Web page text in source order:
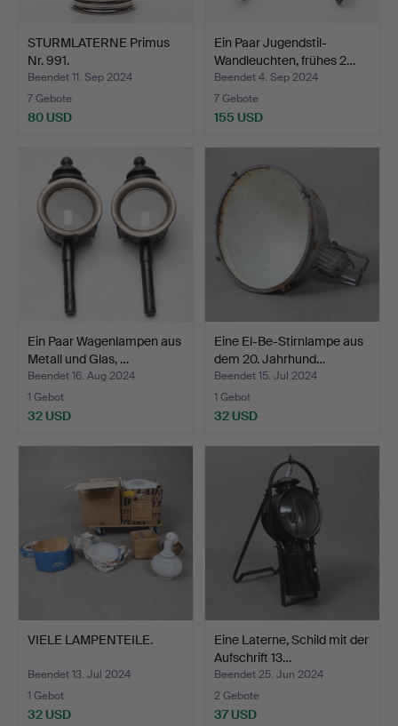
STURMLATERNE Primus
Nr. 991.
Beendet 11. Sep 2024
7 Gebote
80 USD
Ein Paar Jugendstil-
Wandleuchten, frühes 2…
Beendet 4. Sep 2024
7 Gebote
155 USD
Ein Paar Wagenlampen aus
Metall und Glas, …
Beendet 16. Aug 2024
1 Gebot
32 USD
Eine El-Be-Stirnlampe aus
dem 20. Jahrhund…
Beendet 15. Jul 2024
1 Gebot
32 USD
VIELE LAMPENTEILE.
Beendet 13. Jul 2024
1 Gebot
32 USD
Eine Laterne, Schild mit der
Aufschrift 13…
Beendet 25. Jun 2024
2 Gebote
37 USD